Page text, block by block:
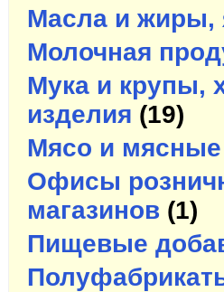
Масла и жиры,
Молочная
Мука и крупы,
изделия (19)
Мясо и
Офисы
магазинов (1)
Пищевые